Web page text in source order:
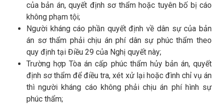
của bản án, quyết định sơ thẩm hoặc tuyên bố bị cáo
không phạm tội;
Người kháng cáo phần quyết định về dân sự của bản
án sơ thẩm phải chịu án phí dân sự phúc thẩm theo
quy định tại Điều 29 của Nghị quyết này;
Trường hợp Tòa án cấp phúc thẩm hủy bản án, quyết
định sơ thẩm để điều tra, xét xử lại hoặc đình chỉ vụ án
thì người kháng cáo không phải chịu án phí hình sự
phúc thẩm;